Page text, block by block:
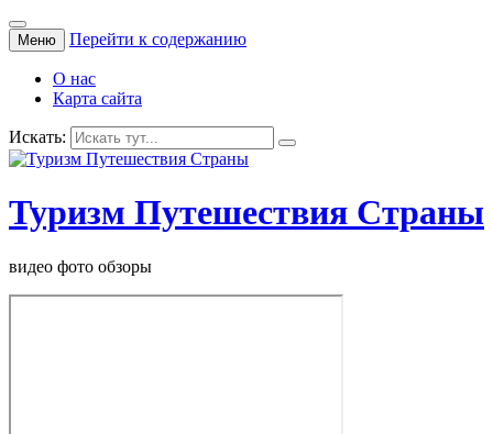
Меню Перейти к содержанию
О нас
Карта сайта
Искать:
Туризм Путешествия Страны
видео фото обзоры